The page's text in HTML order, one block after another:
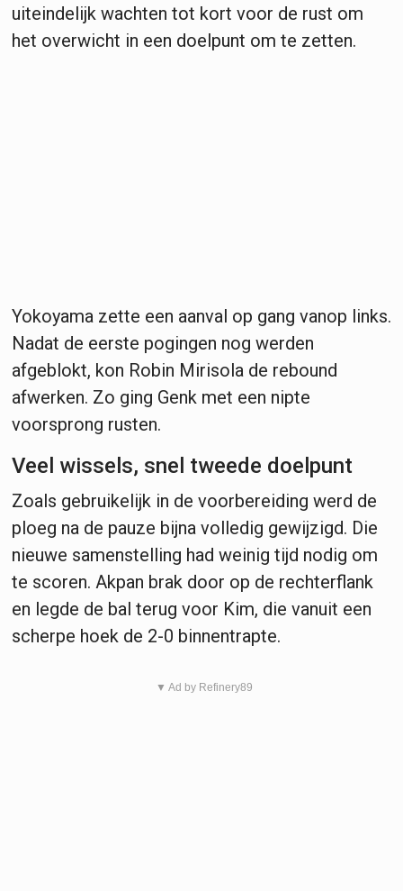
uiteindelijk wachten tot kort voor de rust om
het overwicht in een doelpunt om te zetten.
Yokoyama zette een aanval op gang vanop links.
Nadat de eerste pogingen nog werden
afgeblokt, kon Robin Mirisola de rebound
afwerken. Zo ging Genk met een nipte
voorsprong rusten.
Veel wissels, snel tweede doelpunt
Zoals gebruikelijk in de voorbereiding werd de
ploeg na de pauze bijna volledig gewijzigd. Die
nieuwe samenstelling had weinig tijd nodig om
te scoren. Akpan brak door op de rechterflank
en legde de bal terug voor Kim, die vanuit een
scherpe hoek de 2-0 binnentrapte.
▼ Ad by Refinery89